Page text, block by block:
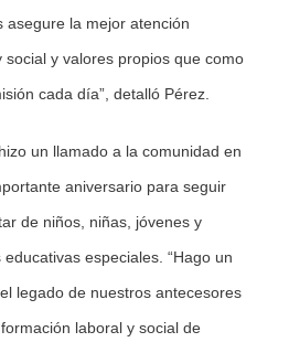
asegure la mejor atención
social y valores propios que como
cada día”, detalló Pérez.
un llamado a la comunidad en
aniversario para seguir
de niños, niñas, jóvenes y
especiales. “Hago un
legado de nuestros antecesores
laboral y social de